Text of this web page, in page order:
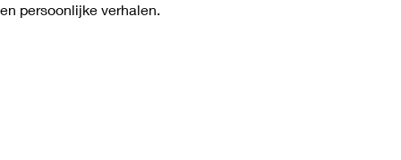
persoonlijke verhalen.